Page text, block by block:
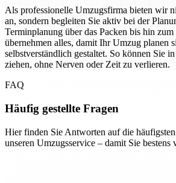
Als professionelle Umzugsfirma bieten wir
an, sondern begleiten Sie aktiv bei der
Terminplanung über das Packen bis hin
übernehmen alles, damit Ihr Umzug planen
selbstverständlich gestaltet. So können Sie
ziehen, ohne Nerven oder Zeit zu verlieren.
FAQ
Häufig gestellte Fragen
Hier finden Sie Antworten auf die
unseren Umzugsservice – damit Sie bestens